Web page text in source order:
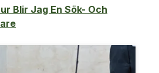
Blir Jag En Sök- Och